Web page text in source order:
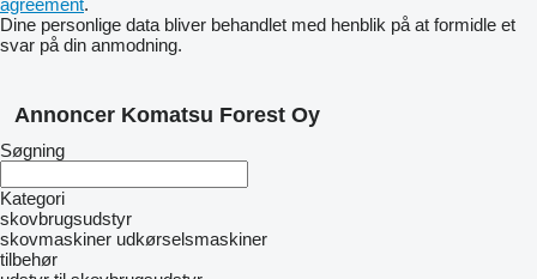
agreement.
Dine personlige data bliver behandlet med henblik på at formidle et
svar på din anmodning.
Annoncer Komatsu Forest Oy
Søgning
Kategori
skovbrugsudstyr
skovmaskiner udkørselsmaskiner
tilbehør